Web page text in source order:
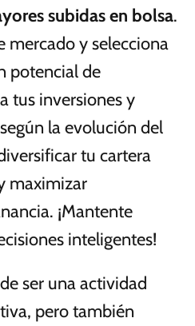
subidas en bolsa.
mercado y selecciona
potencial de
tus inversiones y
la evolución del
tu cartera
maximizar
¡Mantente
inteligentes!
ser una actividad
pero también